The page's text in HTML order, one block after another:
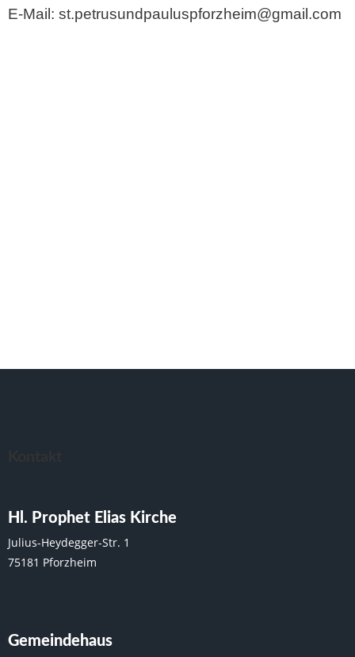
E-Mail: st.petrusundpauluspforzheim@gmail.com
Hl. Prophet Elias Kirche
Julius-Heydegger-Str. 1
75181 Pforzheim
Gemeindehaus